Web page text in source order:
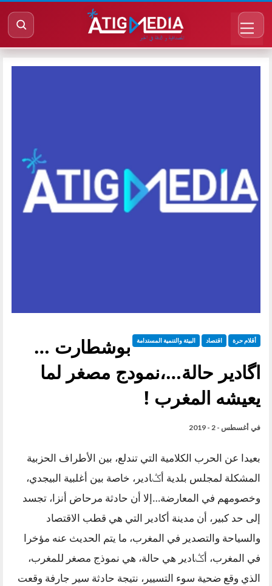
أقلام حرة اقتصاد البيئة والتنمية المستدامة
بوشطارت …
اگادير حالة…،نمودج مصغر لما
يعيشه المغرب !
في أغسطس - 2 - 2019
بعيدا عن الحرب الكلامية التي تندلع، بين الأطراف الحزبية
المشكلة لمجلس بلدية أݣادير، خاصة بين أغلبية البيجدي،
وخصومهم في المعارضة…إلا أن حادثة مرحاض أنزا، تجسد
إلى حد كبير، أن مدينة أكادير التي هي قطب الاقتصاد
والسياحة والتصدير في المغرب، ما يتم الحديث عنه مؤخرا
في المغرب، أݣادير هي حالة، هي نموذج مصغر للمغرب،
الذي وقع ضحية سوء التسيير، نتيجة حادثة سير جارفة وقعت